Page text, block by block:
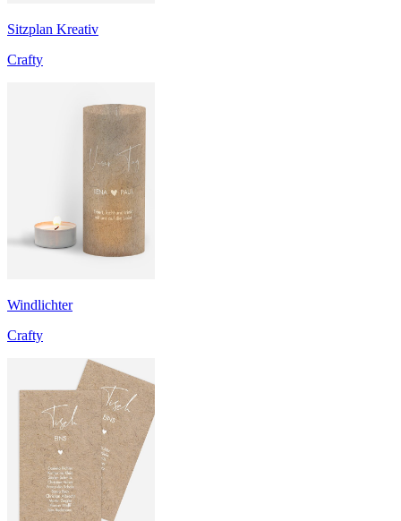
Sitzplan Kreativ
Crafty
Windlichter
Crafty